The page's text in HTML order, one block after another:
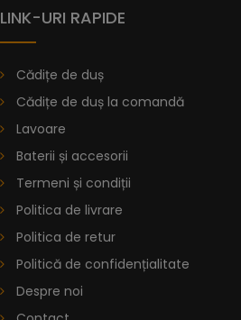
compus de rășină
Poți alege din
găsești
de duș la comandă
De la
Cădiță De Duș
LINK-URI RAPIDE
Cădițe de duș
Cădițe de duș la comandă
Lavoare
Baterii și accesorii
Termeni și condiții
Politica de livrare
Politica de retur
Politică de confidențialitate
Despre noi